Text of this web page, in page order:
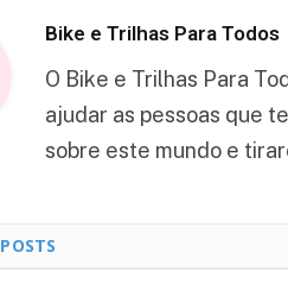
Bike e Trilhas Para Todos
O Bike e Trilhas Para
ajudar as pessoas que
sobre este mundo e
POSTS